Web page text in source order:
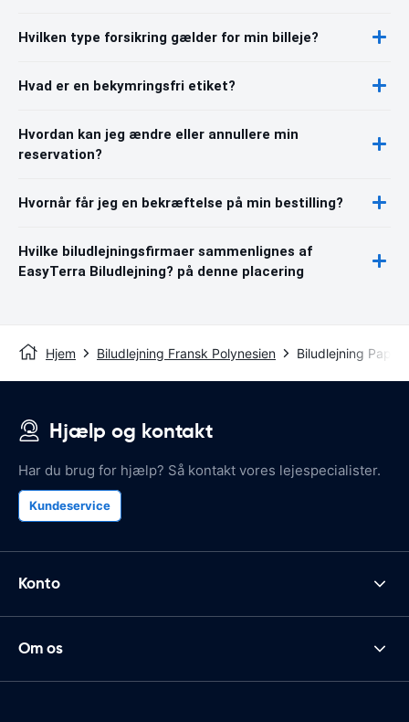
Hvilken type forsikring gælder for min billeje?
Hvad er en bekymringsfri etiket?
Hvordan kan jeg ændre eller annullere min
reservation?
Hvornår får jeg en bekræftelse på min bestilling?
Hvilke biludlejningsfirmaer sammenlignes af
EasyTerra Biludlejning? på denne placering
Hjem Biludlejning Fransk Polynesien Biludlejning
Hjælp og kontakt
Har du brug for hjælp? Så kontakt vores lejespecialister.
Kundeservice
Konto
Om os